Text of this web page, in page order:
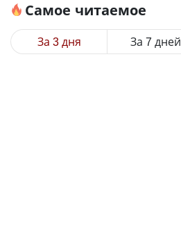
Самое читаемое
За 3 дня За 7 дней